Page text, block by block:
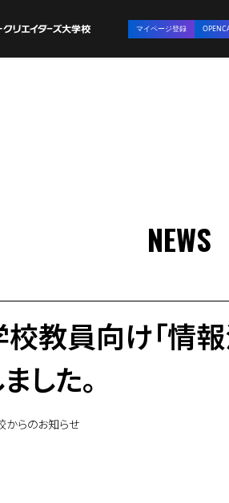
マイページ登録
NEWS
教員向け「情報
した。
からのお知らせ